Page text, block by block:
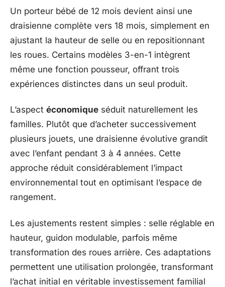
Un porteur bébé de 12 mois devient ainsi une
draisienne complète vers 18 mois, simplement en
ajustant la hauteur de selle ou en repositionnant
les roues. Certains modèles 3-en-1 intègrent
même une fonction pousseur, offrant trois
expériences distinctes dans un seul produit.
L’aspect économique séduit naturellement les
familles. Plutôt que d’acheter successivement
plusieurs jouets, une draisienne évolutive grandit
avec l’enfant pendant 3 à 4 années. Cette
approche réduit considérablement l’impact
environnemental tout en optimisant l’espace de
rangement.
Les ajustements restent simples : selle réglable en
hauteur, guidon modulable, parfois même
transformation des roues arrière. Ces adaptations
permettent une utilisation prolongée, transformant
l’achat initial en véritable investissement familial